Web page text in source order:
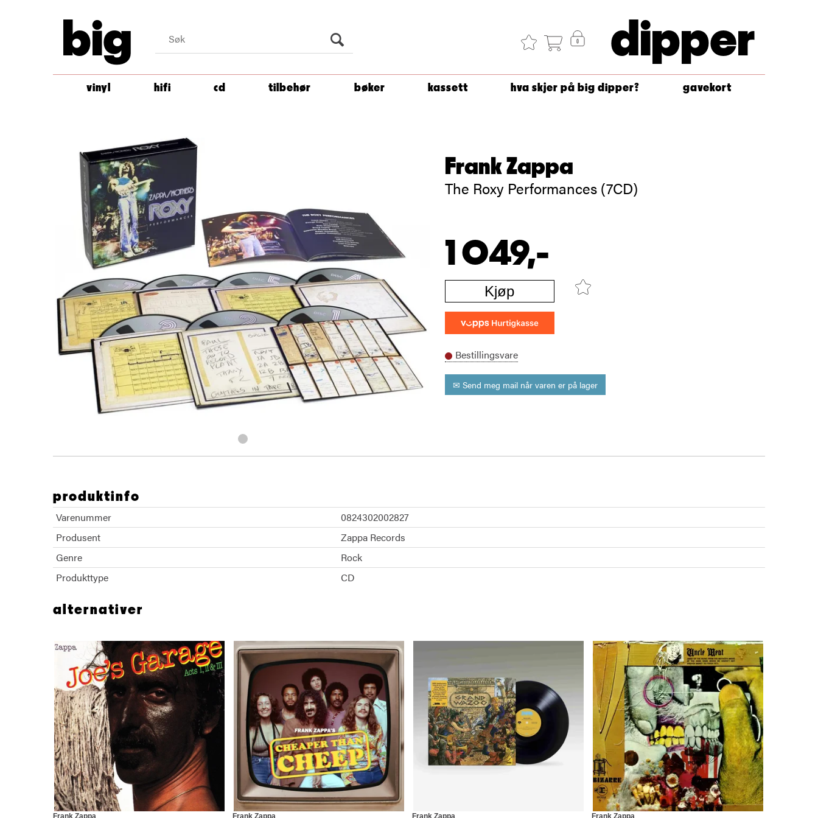
big dipper
vinyl hifi cd tilbehør bøker kassett hva skjer på big dipper? gavekort
Frank Zappa
The Roxy Performances (7CD)
1 049,-
Kjøp
Bestillingsvare
✉ Send meg mail når varen er på lager
produktinfo
Varenummer
0824302002827
Produsent
Zappa Records
Genre
Rock
Produkttype
CD
alternativer
Frank Zappa Frank Zappa Frank Zappa Frank Zappa